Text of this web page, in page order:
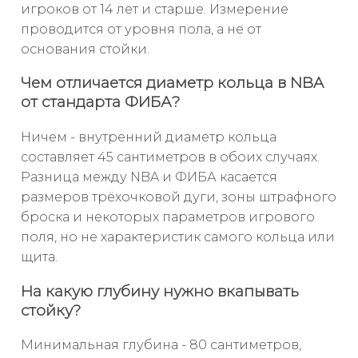
игроков от 14 лет и старше. Измерение
проводится от уровня пола, а не от
основания стойки.
Чем отличается диаметр кольца в NBA
от стандарта ФИБА?
Ничем - внутренний диаметр кольца
составляет 45 сантиметров в обоих случаях.
Разница между NBA и ФИБА касается
размеров трёхочковой дуги, зоны штрафного
броска и некоторых параметров игрового
поля, но не характеристик самого кольца или
щита.
На какую глубину нужно вкапывать
стойку?
Минимальная глубина - 80 сантиметров,